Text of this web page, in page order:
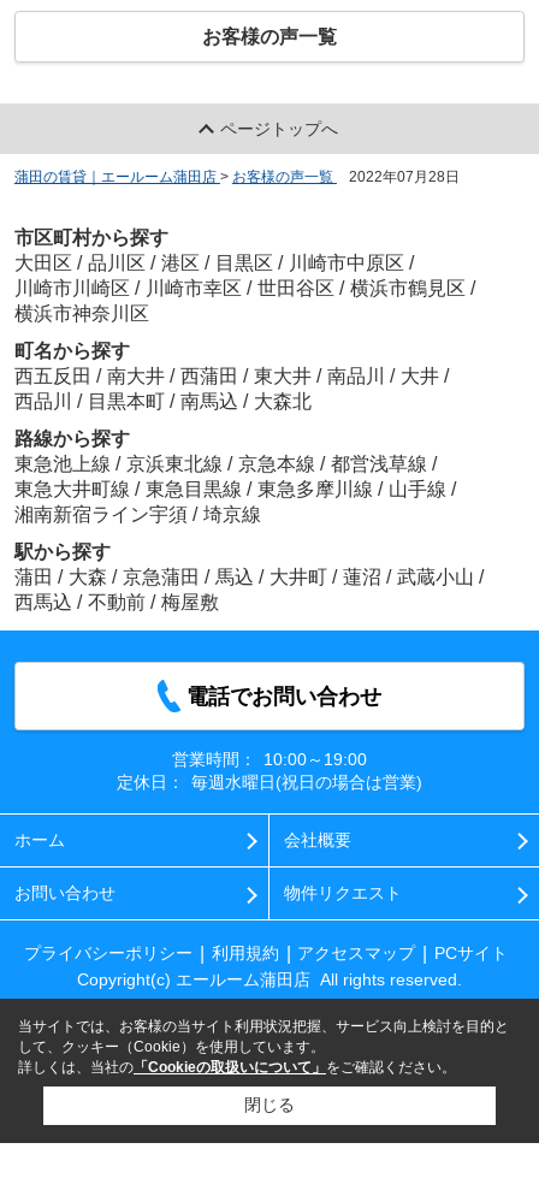
お客様の声一覧
ページトップへ
蒲田の賃貸｜エールーム蒲田店 > お客様の声一覧 2022年07月28日
市区町村から探す
大田区 / 品川区 / 港区 / 目黒区 / 川崎市中原区 /
川崎市川崎区 / 川崎市幸区 / 世田谷区 / 横浜市鶴見区 /
横浜市神奈川区
町名から探す
西五反田 / 南大井 / 西蒲田 / 東大井 / 南品川 / 大井 /
西品川 / 目黒本町 / 南馬込 / 大森北
路線から探す
東急池上線 / 京浜東北線 / 京急本線 / 都営浅草線 /
東急大井町線 / 東急目黒線 / 東急多摩川線 / 山手線 /
湘南新宿ライン宇須 / 埼京線
駅から探す
蒲田 / 大森 / 京急蒲田 / 馬込 / 大井町 / 蓮沼 / 武蔵小山 /
西馬込 / 不動前 / 梅屋敷
電話でお問い合わせ
営業時間：
10:00～19:00
定休日：
毎週水曜日(祝日の場合は営業)
ホーム 会社概要
お問い合わせ 物件リクエスト
プライバシーポリシー 利用規約 アクセスマップ
PCサイト
Copyright(c) エールーム蒲田店 All rights reserved.
当サイトでは、お客様の当サイト利用状況把握、サービス向上検討を目的と
して、クッキー（Cookie）を使用しています。
詳しくは、当社の 「Cookieの取扱いについて」 をご確認ください。
閉じる